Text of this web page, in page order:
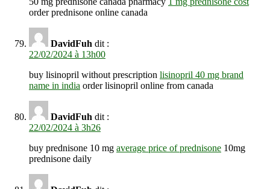
order prednisone online canada
DavidFuh dit :
22/02/2024 à 13h00
buy lisinopril without prescription lisinopril 40 mg brand
name in india order lisinopril online from canada
DavidFuh dit :
22/02/2024 à 3h26
buy prednisone 10 mg average price of prednisone 10mg
prednisone daily